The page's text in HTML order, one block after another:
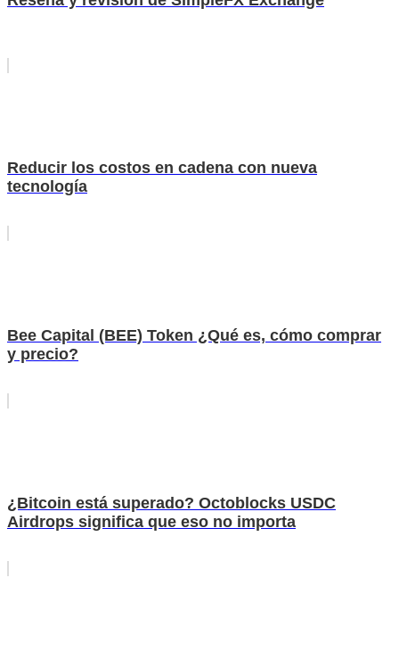
Reducir los costos en cadena con nueva
tecnología
Bee Capital (BEE) Token ¿Qué es, cómo comprar
y precio?
¿Bitcoin está superado? Octoblocks USDC
Airdrops significa que eso no importa